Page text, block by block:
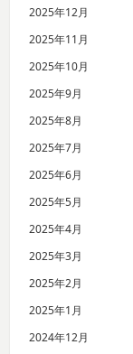
2025年12月
2025年11月
2025年10月
2025年9月
2025年8月
2025年7月
2025年6月
2025年5月
2025年4月
2025年3月
2025年2月
2025年1月
2024年12月